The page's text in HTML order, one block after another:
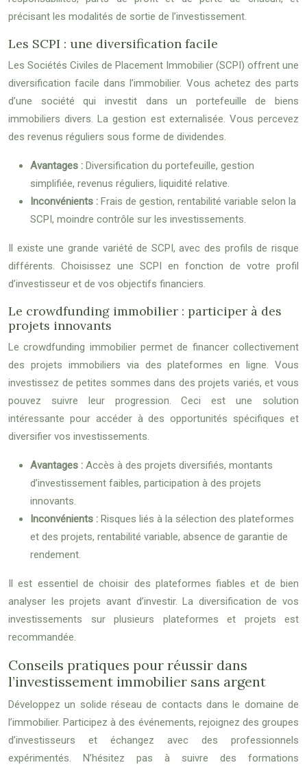
précisant les modalités de sortie de l’investissement.
Les SCPI : une diversification facile
Les Sociétés Civiles de Placement Immobilier (SCPI) offrent une
diversification facile dans l’immobilier. Vous achetez des parts
d’une société qui investit dans un portefeuille de biens
immobiliers divers. La gestion est externalisée. Vous percevez
des revenus réguliers sous forme de dividendes.
Avantages : Diversification du portefeuille, gestion
simplifiée, revenus réguliers, liquidité relative.
Inconvénients : Frais de gestion, rentabilité variable selon la
SCPI, moindre contrôle sur les investissements.
Il existe une grande variété de SCPI, avec des profils de risque
différents. Choisissez une SCPI en fonction de votre profil
d’investisseur et de vos objectifs financiers.
Le crowdfunding immobilier : participer à des
projets innovants
Le crowdfunding immobilier permet de financer collectivement
des projets immobiliers via des plateformes en ligne. Vous
investissez de petites sommes dans des projets variés, et vous
pouvez suivre leur progression. Ceci est une solution
intéressante pour accéder à des opportunités spécifiques et
diversifier vos investissements.
Avantages : Accès à des projets diversifiés, montants
d’investissement faibles, participation à des projets
innovants.
Inconvénients : Risques liés à la sélection des plateformes
et des projets, rentabilité variable, absence de garantie de
rendement.
Il est essentiel de choisir des plateformes fiables et de bien
analyser les projets avant d’investir. La diversification de vos
investissements sur plusieurs plateformes et projets est
recommandée.
Conseils pratiques pour réussir dans
l’investissement immobilier sans argent
Développez un solide réseau de contacts dans le domaine de
l’immobilier. Participez à des événements, rejoignez des groupes
d’investisseurs et échangez avec des professionnels
expérimentés. N’hésitez pas à suivre des formations